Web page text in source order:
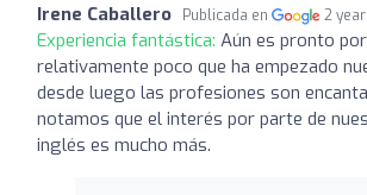
Irene Caballero Publicada en 2
Experiencia fantástica: Aún es pronto
relativamente poco que ha empezado
desde luego las profesiones son
notamos que el interés por parte de
inglés es mucho más.